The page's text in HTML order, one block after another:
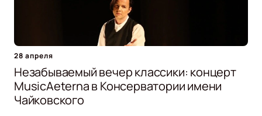
28 апреля
Незабываемый вечер классики: концерт
MusicAeterna в Консерватории имени
Чайковского